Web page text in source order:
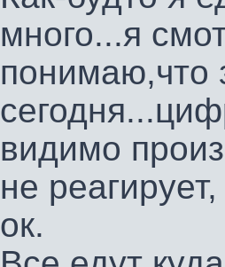
много...я
понимаю,что
видимо
не
ок.